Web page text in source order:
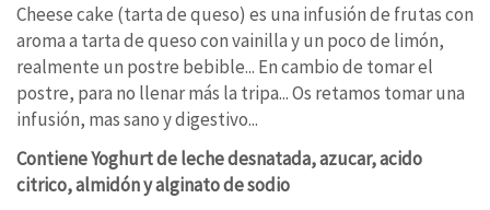
Cheese cake (tarta de queso) es una infusión de frutas con
aroma a tarta de queso con vainilla y un poco de limón,
realmente un postre bebible... En cambio de tomar el
postre, para no llenar más la tripa... Os retamos tomar una
infusión, mas sano y digestivo...
Contiene Yoghurt de leche desnatada, azucar, acido
citrico, almidón y alginato de sodio